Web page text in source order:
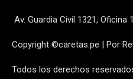
Av. Guardia Civil 1321, Oficina
Copyright ©caretas.pe | Por
Todos los derechos